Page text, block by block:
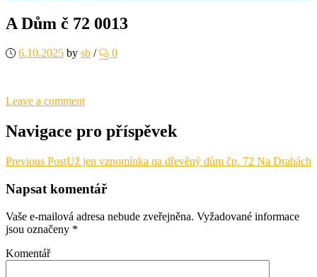
A Dům č 72 0013
6.10.2025 by sb / 0
Leave a comment
Navigace pro příspěvek
Previous PostUž jen vzpomínka na dřevěný dům čp. 72 Na Drahách
Napsat komentář
Vaše e-mailová adresa nebude zveřejněna. Vyžadované informace
jsou označeny *
Komentář